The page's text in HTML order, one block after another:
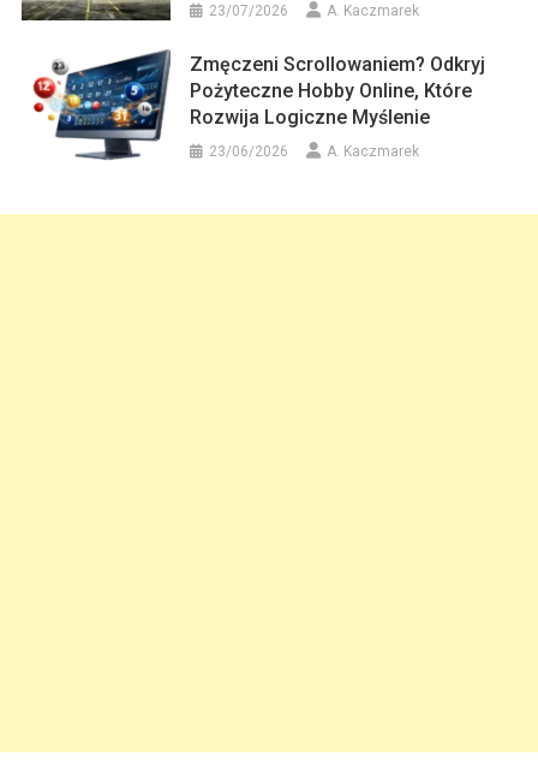
23/07/2026 A. Kaczmarek
Zmęczeni Scrollowaniem? Odkryj
Pożyteczne Hobby Online, Które
Rozwija Logiczne Myślenie
23/06/2026 A. Kaczmarek